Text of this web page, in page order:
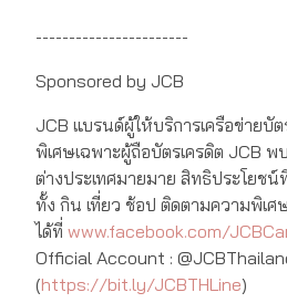
-----------------------
Sponsored by JCB
JCB แบรนด์ผู้ให้บริการเครือข่ายบั
พิเศษเฉพาะผู้ถือบัตรเครดิต JCB พ
ต่างประเทศมายมาย สิทธิประโยช
ทั้ง กิน เที่ยว ช้อป ติดตามความพิเ
ได้ที่ www.facebook.com/
Official Account :
(https://bit.ly/JCBTHLine)